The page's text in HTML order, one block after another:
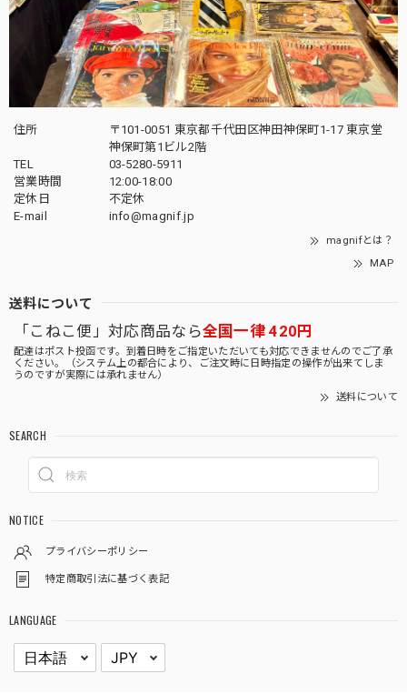
住所
〒101-0051 東京都千代田区神田神保町1-17 東京堂
神保町第1ビル2階
TEL
03-5280-5911
営業時間
12:00-18:00
定休日
不定休
E-mail
info@magnif.jp
magnifとは？
MAP
送料について
「こねこ便」対応商品なら全国一律 420円
配達はポスト投函です。到着日時をご指定いただいても対応できませんのでご了承
ください。（システム上の都合により、ご注文時に日時指定の操作が出来てしま
うのですが実際には承れません）
送料について
SEARCH
NOTICE
プライバシーポリシー
特定商取引法に基づく表記
LANGUAGE